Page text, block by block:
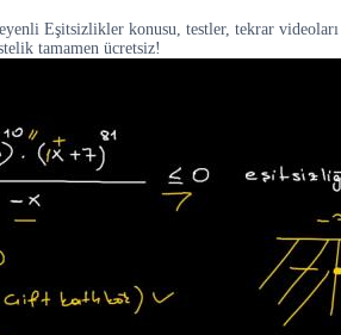
Eşitsizlikler konusu, testler, tekrar videoları
tamamen ücretsiz!